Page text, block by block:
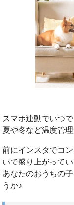
スマホ連動でいつ
夏や冬など温度管
前にインスタでコ
いで盛り上がってい
あなたのおうちの
うか♪